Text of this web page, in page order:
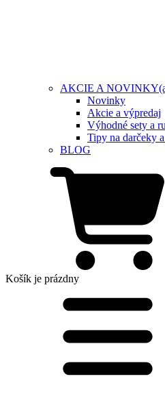
AKCIE A NOVINKY
Novinky
Akcie a výpredaj
Výhodné sety a
Tipy na darčeky
BLOG
Košík je prázdny